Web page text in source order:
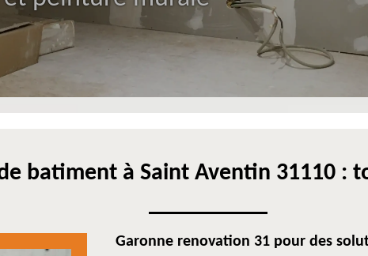
batiment à Saint Aventin 31110 :
Garonne renovation 31 pour des